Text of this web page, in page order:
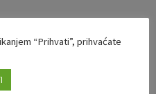
“Prihvati”, prihvaćate